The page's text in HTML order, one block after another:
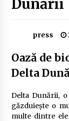
în România (2024)
2 ani ago
crap: Ghid
2 ani ago
Dunării
press
Oază de
Delta
Delta Dunării,
găzduiește o
multe dintre